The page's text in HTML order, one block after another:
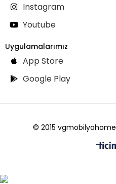
Instagram
Youtube
Uygulamalarımız
App Store
Google Play
© 2015